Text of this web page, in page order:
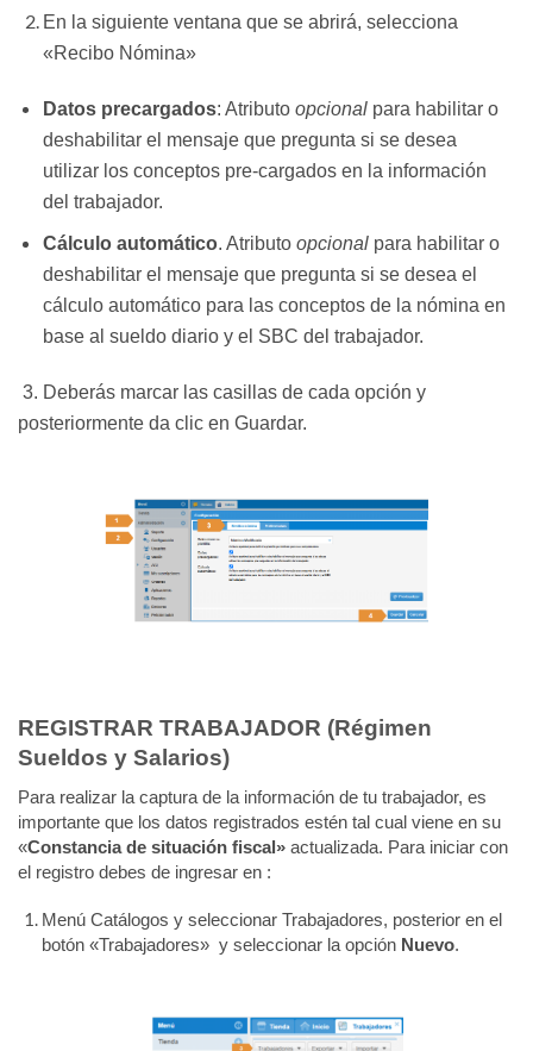
En la siguiente ventana que se abrirá, selecciona
«Recibo Nómina»
Datos precargados: Atributo opcionalpara habilitar o
deshabilitar el mensaje que pregunta si se desea
utilizar los conceptos pre-cargados en la información
del trabajador.
Cálculo automático. Atributo opcionalpara habilitar o
deshabilitar el mensaje que pregunta si se desea el
cálculo automático para las conceptos de la nómina en
base al sueldo diario y el SBC del trabajador.
3. Deberás marcar las casillas de cada opción y
posteriormente da clic en Guardar.
REGISTRAR TRABAJADOR (Régimen
Sueldos y Salarios)
Para realizar la captura de la información de tu trabajador, es
importante que los datos registrados estén tal cual viene en su
«Constancia de situación fiscal» actualizada. Para iniciar con
el registro debes de ingresar en :
Menú Catálogos y seleccionar Trabajadores, posterior en el
botón «Trabajadores» y seleccionar la opción Nuevo.